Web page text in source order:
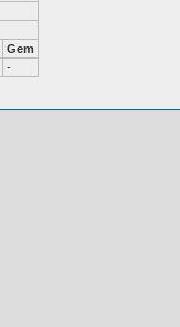
Gem
-